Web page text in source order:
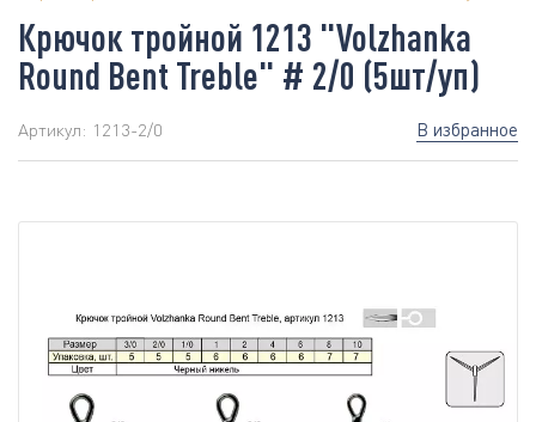
Крючок тройной 1213 "Volzhanka
Round Bent Treble" # 2/0 (5шт/уп)
Артикул: 1213-2/0 В избранное